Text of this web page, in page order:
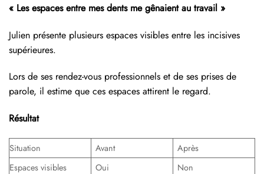
« Les espaces entre mes dents me gênaient au travail »
Julien présente plusieurs espaces visibles entre les incisives
supérieures.
Lors de ses rendez-vous professionnels et de ses prises de
parole, il estime que ces espaces attirent le regard.
Résultat
Situation Avant
Après
Espaces visibles
Oui
Non